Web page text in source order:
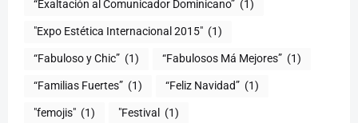
“Exaltación al Comunicador Dominicano” (1)
"Expo Estética Internacional 2015" (1)
“Fabuloso y Chic” (1) “Fabulosos Má Mejores” (1)
“Familias Fuertes” (1) “Feliz Navidad” (1)
"femojis" (1) "Festival (1)